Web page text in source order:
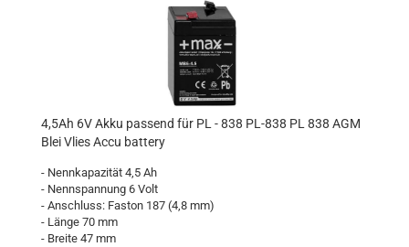
4,5Ah 6V Akku passend für PL - 838 PL-838 PL 838 AGM
Blei Vlies Accu battery
- Nennkapazität 4,5 Ah
- Nennspannung 6 Volt
- Anschluss: Faston 187 (4,8 mm)
- Länge 70 mm
- Breite 47 mm